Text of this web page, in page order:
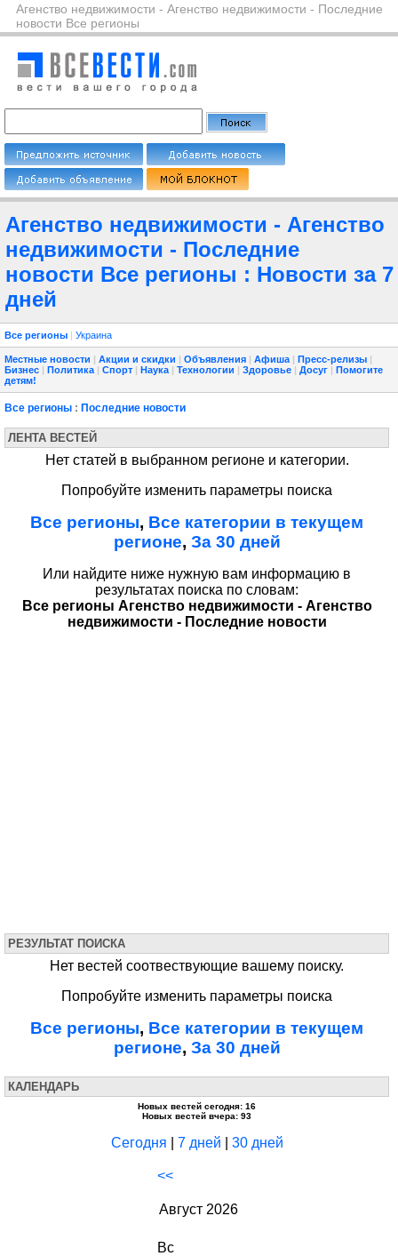
Агенство недвижимости - Агенство недвижимости - Последние
новости Все регионы
Агенство недвижимости - Агенство
недвижимости - Последние
новости Все регионы : Новости за 7
дней
Все регионы | Украина
Местные новости | Акции и скидки | Объявления | Афиша | Пресс-релизы |
Бизнес | Политика | Спорт | Наука | Технологии | Здоровье | Досуг | Помогите
детям!
Все регионы : Последние новости
ЛЕНТА ВЕСТЕЙ
Нет статей в выбранном регионе и категории.
Попробуйте изменить параметры поиска
Все регионы, Все категории в текущем
регионе, За 30 дней
Или найдите ниже нужную вам информацию в
результатах поиска по словам:
Все регионы Агенство недвижимости - Агенство
недвижимости - Последние новости
РЕЗУЛЬТАТ ПОИСКА
Нет вестей соотвествующие вашему поиску.
Попробуйте изменить параметры поиска
Все регионы, Все категории в текущем
регионе, За 30 дней
КАЛЕНДАРЬ
Новых вестей сегодня: 16
Новых вестей вчера: 93
Сегодня 7 дней 30 дней
<<
Август 2026
Вс